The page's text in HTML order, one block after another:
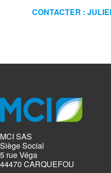
CONTACTER :
MCI SAS
Siège Social
5 rue Véga
44470 CARQUEFOU